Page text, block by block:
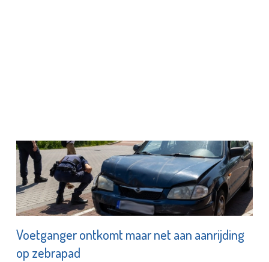
Voetganger ontkomt maar net aan aanrijding
op zebrapad